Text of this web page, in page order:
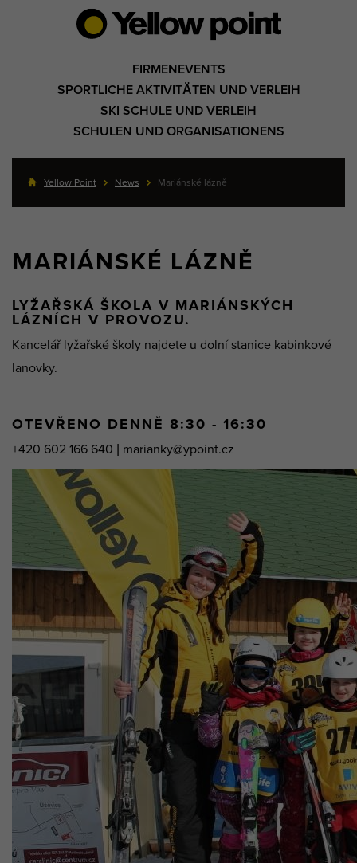
FIRMENEVENTS
SPORTLICHE AKTIVITÄTEN UND VERLEIH
SKI SCHULE UND VERLEIH
SCHULEN UND ORGANISATIONENS
Yellow Point News Mariánské lázně
MARIÁNSKÉ LÁZNĚ
LYŽAŘSKÁ ŠKOLA V MARIÁNSKÝCH
LÁZNÍCH V PROVOZU.
Kancelář lyžařské školy najdete u dolní stanice kabinkové
lanovky.
OTEVŘENO DENNĚ 8:30 - 16:30
+420 602 166 640 | marianky@ypoint.cz